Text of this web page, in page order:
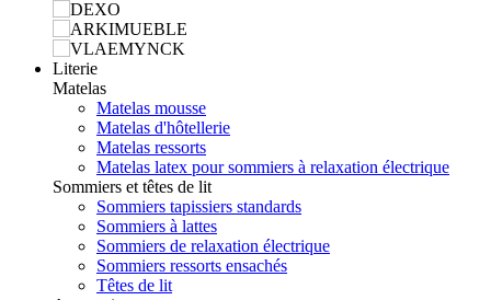
Literie
Matelas
Matelas mousse
Matelas d'hôtellerie
Matelas ressorts
Matelas latex pour sommiers à relaxation électrique
Sommiers et têtes de lit
Sommiers tapissiers standards
Sommiers à lattes
Sommiers de relaxation électrique
Sommiers ressorts ensachés
Têtes de lit